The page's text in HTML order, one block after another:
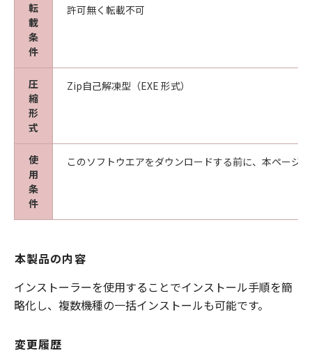
転
載
条
件
許可無く転載不可
圧
縮
形
式
Zip自己解凍型（EXE 形式）
使
用
条
件
このソフトウエアをダウンロードする前に、本ページ
本製品の内容
インストーラーを使用することでインストール手順を簡
略化し、複数機種の一括インストールも可能です。
変更履歴